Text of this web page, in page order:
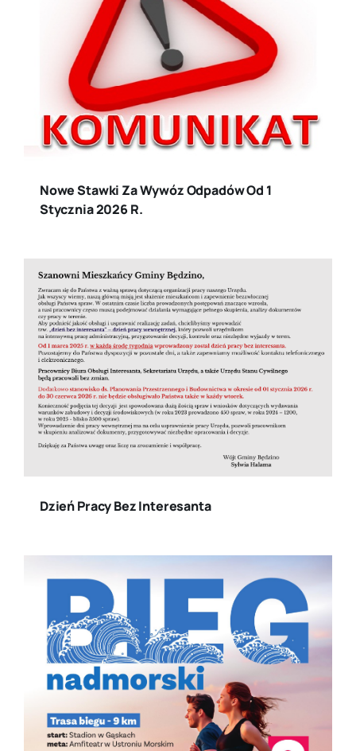
Nowe Stawki Za Wywóz Odpadów Od 1
Stycznia 2026 R.
Dzień Pracy Bez Interesanta